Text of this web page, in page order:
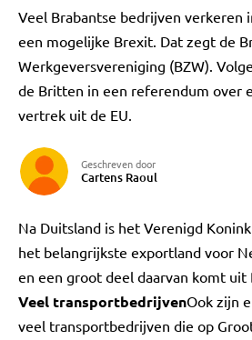
Veel Brabantse bedrijven verkeren
een mogelijke Brexit. Dat zegt de
Werkgeversvereniging (BZW).
de Britten in een referendum over
vertrek uit de EU.
Geschreven door
Cartens Raoul
Na Duitsland is het Verenigd
het belangrijkste exportland voor
en een groot deel daarvan komt uit
Veel transportbedrijvenOok zijn
veel transportbedrijven die op